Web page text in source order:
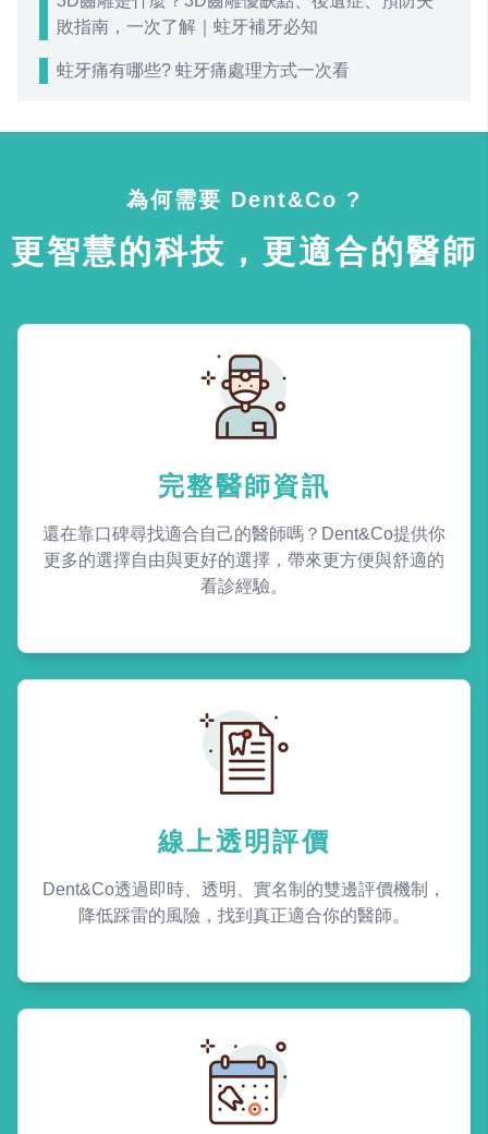
敗指南，一次了解｜蛀牙補牙必知
蛀牙痛有哪些? 蛀牙痛處理方式一次看
為何需要 Dent&Co ?
更智慧的科技，更適合的醫師
完整醫師資訊
還在靠口碑尋找適合自己的醫師嗎？Dent&Co提供你
更多的選擇自由與更好的選擇，帶來更方便與舒適的
看診經驗。
線上透明評價
Dent&Co透過即時、透明、實名制的雙邊評價機制，
降低踩雷的風險，找到真正適合你的醫師。